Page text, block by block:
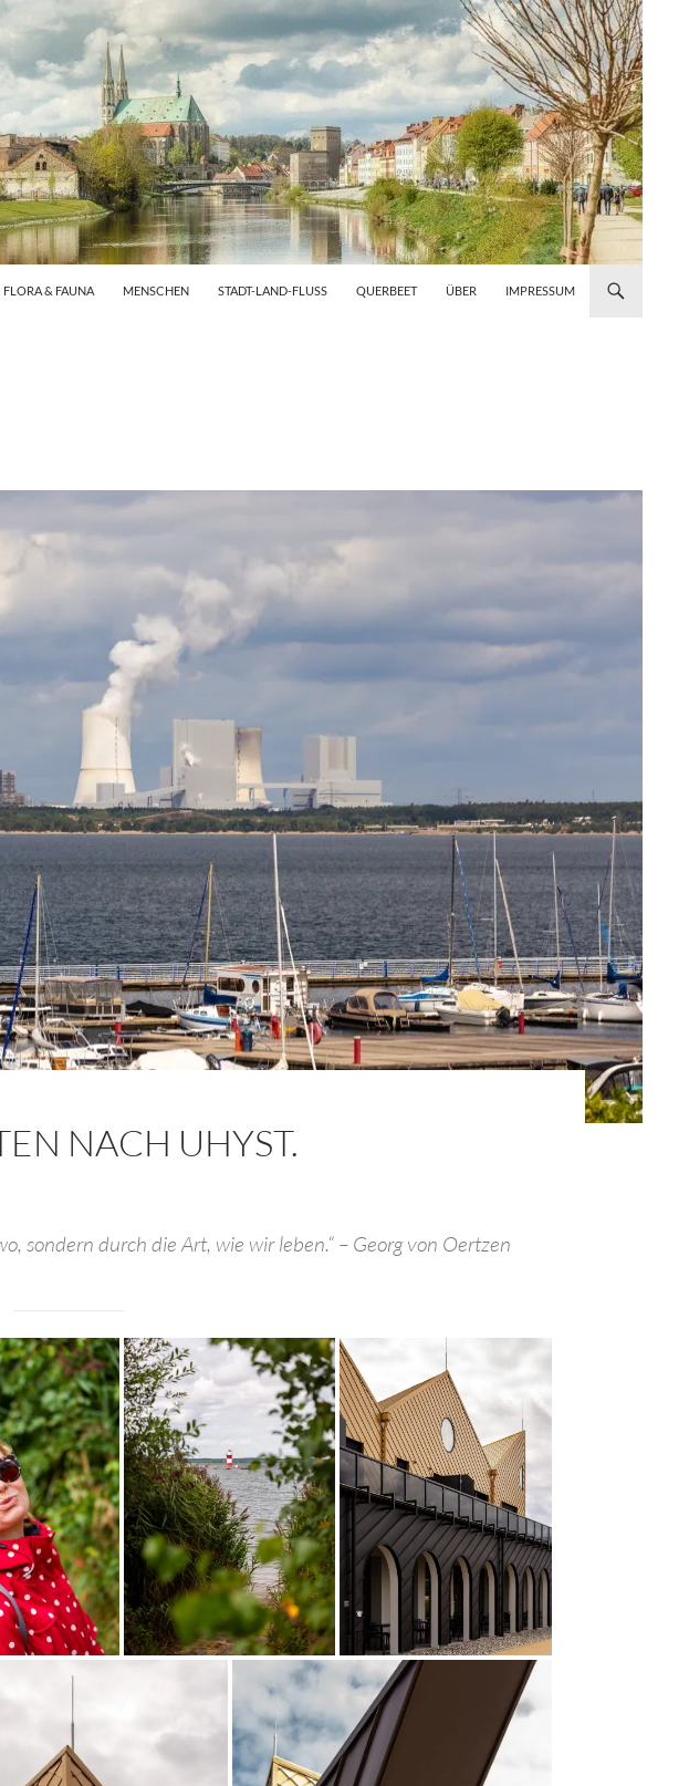
FLORA & FAUNA MENSCHEN STADT-LAND-FLUSS QUERBEET ÜBER IMPRESSUM
NACH UHYST.
sondern durch die Art, wie wir leben.“ – Georg von Oertzen